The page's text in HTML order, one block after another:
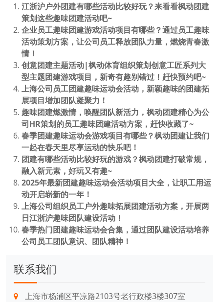
江浙沪户外团建有哪些活动比较好玩？来看看枫动团建
策划这些趣味团建活动吧~
企业员工趣味团建游戏活动项目有哪些？通过员工趣味
活动策划方案，让公司员工释放团队力量，燃烧青春激
情！
创意团建主题活动|枫动体育组织策划创意工匠系列大
型主题团建游戏项目，新奇有趣别错过！赶快预约吧~
上海公司员工团建趣味运动会活动，新颖趣味的团建拓
展项目增加团队凝聚力！
趣味团建燃激情，唤醒团队新活力，枫动团建精心为公
司HR策划的员工趣味团建活动方案，赶快收藏了~
春季团建趣味运动会游戏项目有哪些？枫动团建让我们
一起在春天里尽享运动的快乐吧！
团建有哪些活动比较好玩的游戏？枫动团建打破常规，
融入新元素，好玩又有趣~
2025年最新团建趣味运动会活动项目大全，让职工用运
动开启崭新的一年！
上海公司组织员工户外趣味拓展团建活动方案，开展两
日江浙沪趣味团队建设活动！
春季热门团建趣味运动会合集，通过团队建设活动培养
公司员工团队意识、团队精神！
联系我们
上海市杨浦区平凉路2103号老行政楼3楼307室